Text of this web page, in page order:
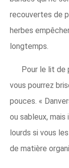
recouvertes de
herbes
longtemps.
Pour le lit de
vous pourrez
pouces. «
ou sableux,
lourds si vous
de matière